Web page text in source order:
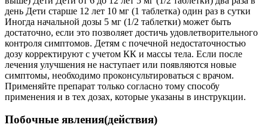
день Дети старше 12 лет 10 мг (1 таблетка) один раз в сутки
Иногда начальной дозы 5 мг (1/2 таблетки) может быть
достаточно, если это позволяет достичь удовлетворительного
контроля симптомов. Детям с почечной недостаточностью
дозу корректируют с учетом КК и массы тела. Если после
лечения улучшения не наступает или появляются новые
симптомы, необходимо проконсультироваться с врачом.
Применяйте препарат только согласно тому способу
применения и в тех дозах, которые указаны в инструкции.
Побочные явления(действия)